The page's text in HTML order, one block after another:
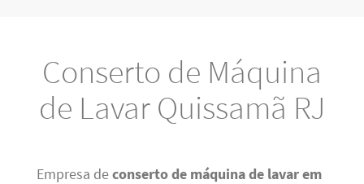
Conserto de Máquina
de Lavar Quissamã RJ
Empresa deconserto de máquina de lavar em